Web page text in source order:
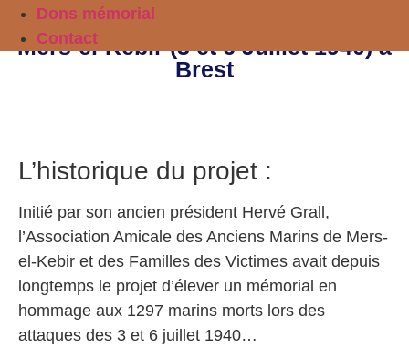
Dons mémorial
Contact
Le projet de mémorial du drame de
Mers-el-Kébir (3 et 6 Juillet 1940) à
Brest
L’historique du projet :
Initié par son ancien président Hervé Grall,
l’Association Amicale des Anciens Marins de Mers-
el-Kebir et des Familles des Victimes avait depuis
longtemps le projet d’élever un mémorial en
hommage aux 1297 marins morts lors des
attaques des 3 et 6 juillet 1940…